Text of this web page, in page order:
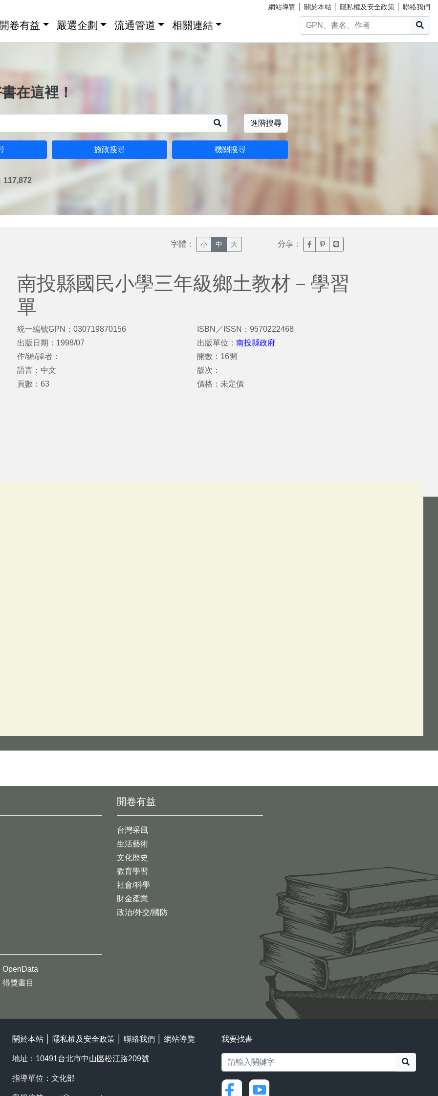
網站導覽 關於本站 隱私權及安全政策 聯絡我們
卷有益 嚴選企劃 流通管道 相關連結
在這裡！
進階搜尋
施政搜尋 機關搜尋
117,872
字體： 小 中 大 分享： 臉書分享(另開新視窗)
噗浪分享(另開新視窗)
Line分享(另開新視窗)
南投縣國民小學三年級鄉土教材－學習
單
統一編號GPN：030719870156
出版日期：1998/07
作/編/譯者：
語言：中文
頁數：63
ISBN／ISSN：9570222468
出版單位：南投縣政府
開數：16開
版次：
價格：未定價
開卷有益
台灣采風
生活藝術
文化歷史
教育學習
社會/科學
財金產業
政治/外交/國防
OpenData
得獎書目
關於本站 隱私權及安全政策 聯絡我們 網站導覽
地址：10491台北市中山區松江路209號
指導單位：文化部
我要找書